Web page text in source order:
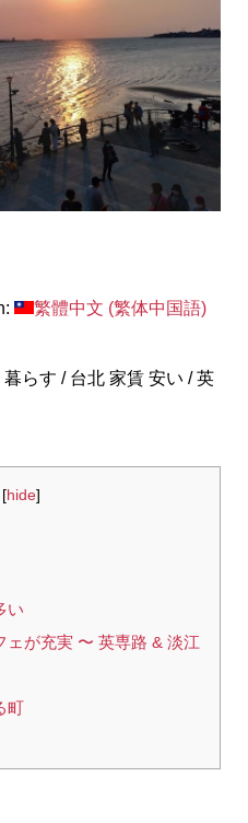
繁體中文 (繁体中国語)
らす / 台北 家賃 安い / 英
[hide]
い
が充実 〜 英専路 & 淡江
町